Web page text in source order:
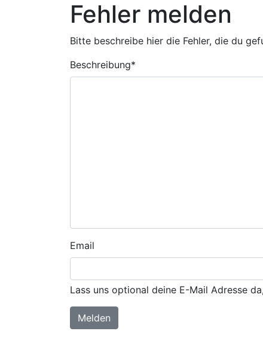
Fehler melden
Bitte beschreibe hier die Fehler, die du
Beschreibung*
Email
Lass uns optional deine E-Mail Adresse
Melden